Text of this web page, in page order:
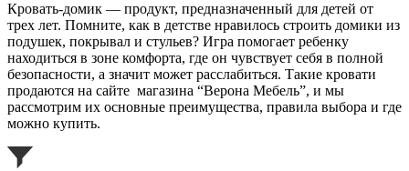
Кровать-домик — продукт, предназначенный для детей от
трех лет. Помните, как в детстве нравилось строить домики из
подушек, покрывал и стульев? Игра помогает ребенку
находиться в зоне комфорта, где он чувствует себя в полной
безопасности, а значит может расслабиться. Такие кровати
продаются на сайте магазина “Верона Мебель”, и мы
рассмотрим их основные преимущества, правила выбора и где
можно купить.